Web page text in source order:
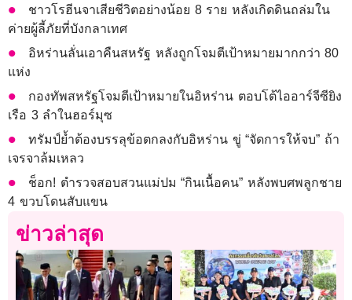
ชาวโรฮีนจาเสียชีวิตอย่างน้อย 8 ราย หลังเกิดดินถล่มใน
ค่ายผู้ลี้ภัยที่บังกลาเทศ
อิหร่านลั่นเอาคืนสหรัฐ หลังถูกโจมตีเป้าหมายมากกว่า 80
แห่ง
กองทัพสหรัฐโจมตีเป้าหมายในอิหร่าน ตอบโต้ไออาร์จีซียิง
เรือ 3 ลำในฮอร์มุซ
ทรัมป์ย้ำต้องบรรลุข้อตกลงกับอิหร่าน ขู่ “จัดการให้จบ” ถ้า
เจรจาล้มเหลว
ช็อก! ตำรวจสอบสวนแม่ปม “กินเนื้อคน” หลังพบศพลูกชาย
4 ขวบโดนสับแขน
ข่าวล่าสุด